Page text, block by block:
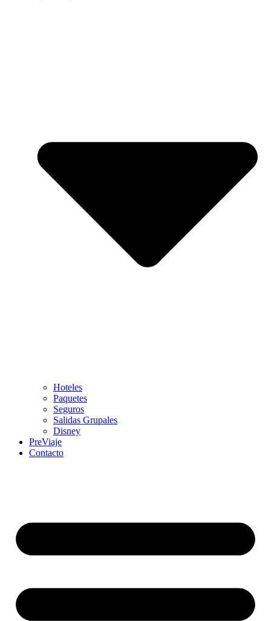
Hoteles
Paquetes
Seguros
Salidas Grupales
Disney
PreViaje
Contacto